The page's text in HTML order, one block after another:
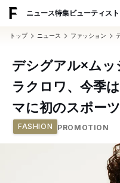
ニュース特集ビューティ ス
トップ ニュース ファッション
デシグアル×ムッ
ラクロワ、今季
マに初のスポー
FASHION PROMOTION